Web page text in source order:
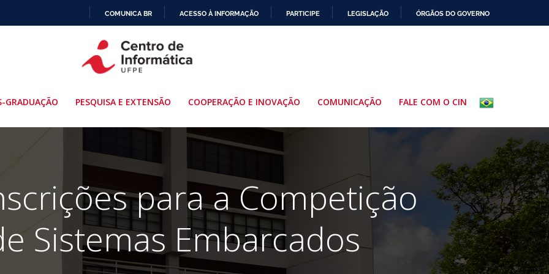
PARA
O
COMUNICA BR ACESSO À INFORMAÇÃO PARTICIPE LEGISLAÇÃO ÓRGÃOS DO GOVERNO
GRADUAÇÃO PESQUISA E EXTENSÃO COOPERAÇÃO E INOVAÇÃO COMUNICAÇÃO FALE COM O CIN
para a Competição
Sistemas Embarcados